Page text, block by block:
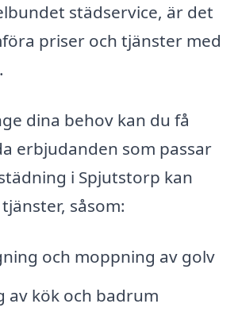
städservice, är det
priser och tjänster med
dina behov kan du få
erbjudanden som passar
i Spjutstorp kan
såsom:
och moppning av golv
av kök och badrum